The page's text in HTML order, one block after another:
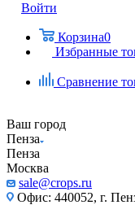
Войти
Корзина0
Избранные
Сравнение
Ваш город
Пенза
Пенза
Москва
sale@crops.ru
Офис: 440052, г.